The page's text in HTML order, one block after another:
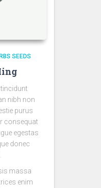
SEEDS
nibh non
purus
consequat
egestas
donec
massa
enim